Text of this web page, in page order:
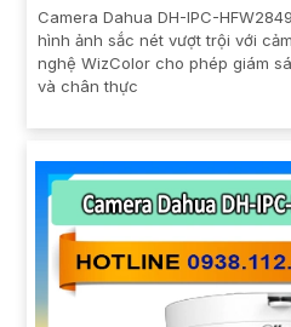
Camera Dahua DH-IPC-
hình ảnh sắc nét vượt trội với
nghệ WizColor cho phép giám
và chân thực